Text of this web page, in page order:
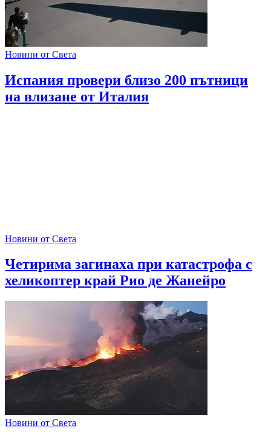
Новини от Света
Испания провери близо 200 пътници
на влизане от Италия
Новини от Света
Четирима загинаха при катастрофа с
хеликоптер край Рио де Жанейро
Новини от Света